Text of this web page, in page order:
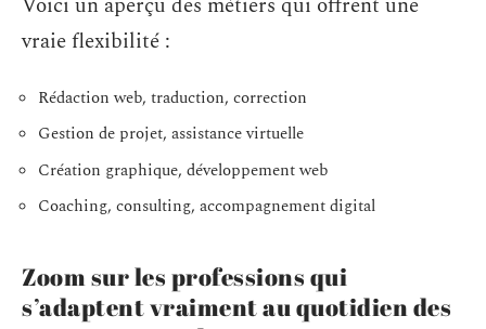
vraie flexibilité :
Rédaction web, traduction, correction
Gestion de projet, assistance virtuelle
Création graphique, développement web
Coaching, consulting, accompagnement digital
Zoom sur les professions qui
s’adaptent vraiment au quotidien des